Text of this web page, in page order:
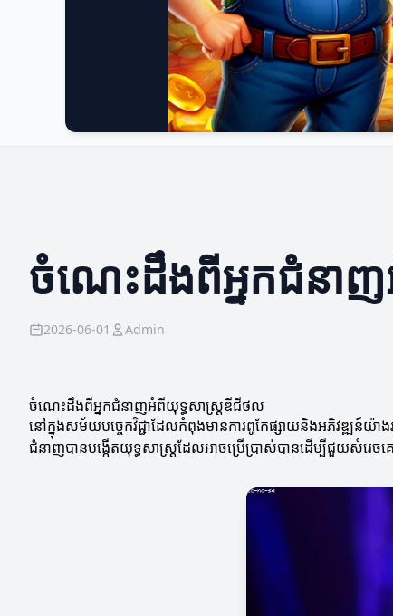
ចំណេះដឹងពីអ្នកជំនា
2026-06-01 Admin
ចំណេះដឹងពីអ្នកជំនាញអំពីយុទ្ធសាស្ត្រឌីជីថល
នៅក្នុងសម័យបច្ចេកវិជ្ជាដែលកំពុងមានការពូកែផ្សាយនិងអភិវឌ្ឍន៍យ៉ា
ជំនាញបានបង្កើតយុទ្ធសាស្ត្រ​ដែលអាចប្រើប្រាស់បានដើម្បីជួយសំរ